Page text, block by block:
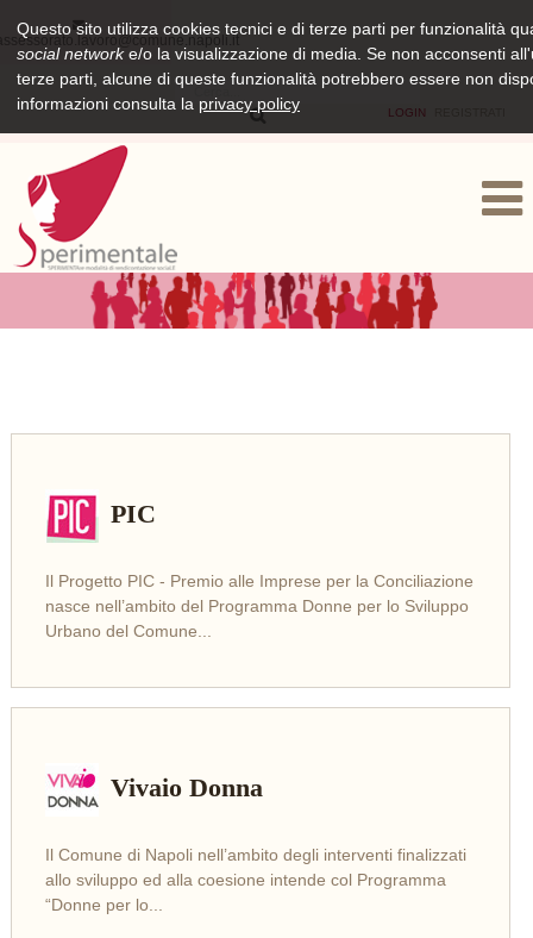
Questo sito utilizza cookies tecnici e di terze parti per funzionalità
social networke/o la visualizzazione di media. Se non acconsenti
terze parti, alcune di queste funzionalità potrebbero essere non
informazioni consulta la privacy policy LOGIN
PIC
Il Progetto PIC - Premio alle Imprese per la Conciliazione
nasce nell’ambito del Programma Donne per lo Sviluppo
Urbano del Comune...
Vivaio Donna
Il Comune di Napoli nell’ambito degli interventi finalizzati
allo sviluppo ed alla coesione intende col Programma
“Donne per lo...
LEGGI